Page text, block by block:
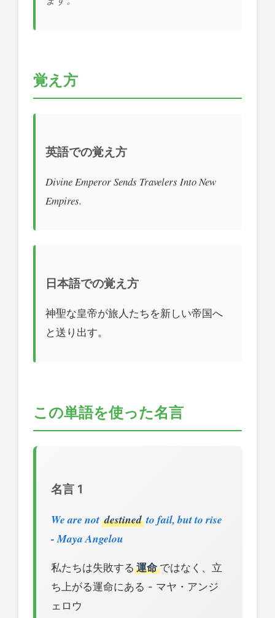
覚え方
英語での覚え方
Divine Emperor Sends Travelers Into New
Empires.
日本語での覚え方
神聖な皇帝が旅人たちを新しい帝国へ
と送り出す。
この単語を使った名言
名言 1
We are not destined to fail, but to rise
- Maya Angelou
私たちは失敗する 運命ではなく、立
ち上がる運命にある - マヤ・アンジ
ェロウ